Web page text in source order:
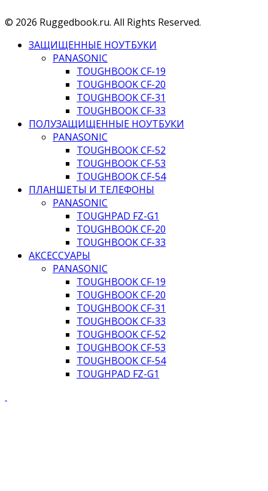
© 2026 Ruggedbook.ru. All Rights Reserved.
ЗАЩИЩЕННЫЕ НОУТБУКИ
PANASONIC
TOUGHBOOK CF-19
TOUGHBOOK CF-20
TOUGHBOOK CF-31
TOUGHBOOK CF-33
ПОЛУЗАЩИЩЕННЫЕ НОУТБУКИ
PANASONIC
TOUGHBOOK CF-52
TOUGHBOOK CF-53
TOUGHBOOK CF-54
ПЛАНШЕТЫ И ТЕЛЕФОНЫ
PANASONIC
TOUGHPAD FZ-G1
TOUGHBOOK CF-20
TOUGHBOOK CF-33
АКСЕССУАРЫ
PANASONIC
TOUGHBOOK CF-19
TOUGHBOOK CF-20
TOUGHBOOK CF-31
TOUGHBOOK CF-33
TOUGHBOOK CF-52
TOUGHBOOK CF-53
TOUGHBOOK CF-54
TOUGHPAD FZ-G1